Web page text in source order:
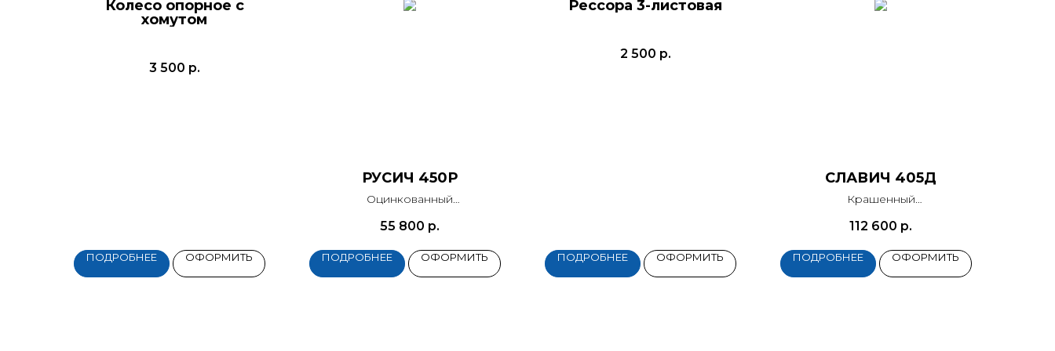
Колесо опорное с
хомутом
3 500 р.
ПОДРОБНЕЕ ОФОРМИТЬ
РУСИЧ 450Р
Оцинкованный
55 800 р.
ПОДРОБНЕЕ ОФОРМИТЬ
Рессора 3-листовая
2 500 р.
ПОДРОБНЕЕ ОФОРМИТЬ
СЛАВИЧ 405Д
Крашенный
112 600 р.
ПОДРОБНЕЕ ОФОРМИТЬ